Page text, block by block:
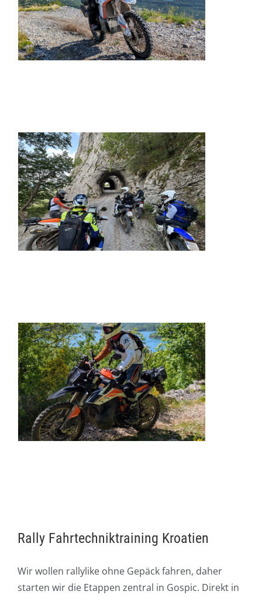
Rally Fahrtechniktraining Kroatien
Wir wollen rallylike ohne Gepäck fahren, daher
starten wir die Etappen zentral in Gospic. Direkt in